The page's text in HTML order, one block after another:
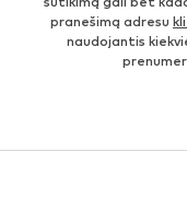
pranešimą adresu
naudojantis